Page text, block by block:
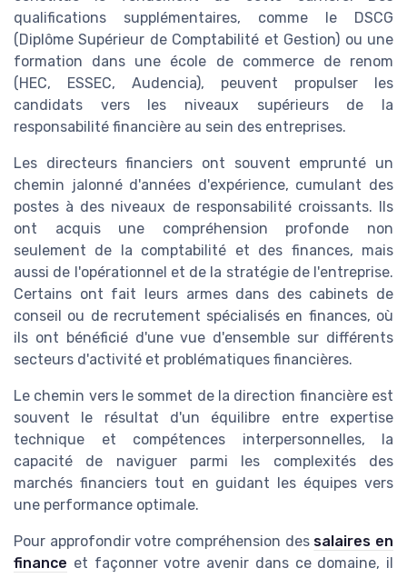
qualifications supplémentaires, comme le DSCG
(Diplôme Supérieur de Comptabilité et Gestion) ou une
formation dans une école de commerce de renom
(HEC, ESSEC, Audencia), peuvent propulser les
candidats vers les niveaux supérieurs de la
responsabilité financière au sein des entreprises.
Les directeurs financiers ont souvent emprunté un
chemin jalonné d'années d'expérience, cumulant des
postes à des niveaux de responsabilité croissants. Ils
ont acquis une compréhension profonde non
seulement de la comptabilité et des finances, mais
aussi de l'opérationnel et de la stratégie de l'entreprise.
Certains ont fait leurs armes dans des cabinets de
conseil ou de recrutement spécialisés en finances, où
ils ont bénéficié d'une vue d'ensemble sur différents
secteurs d'activité et problématiques financières.
Le chemin vers le sommet de la direction financière est
souvent le résultat d'un équilibre entre expertise
technique et compétences interpersonnelles, la
capacité de naviguer parmi les complexités des
marchés financiers tout en guidant les équipes vers
une performance optimale.
Pour approfondir votre compréhension des salaires en
finance et façonner votre avenir dans ce domaine, il